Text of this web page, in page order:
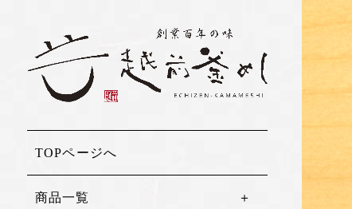
TOPページへ
商品一覧